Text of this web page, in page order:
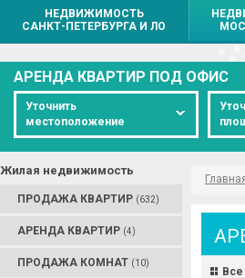
НЕДВИЖИМОСТЬ
САНКТ-ПЕТЕРБУРГА И ЛО
АРЕНДА КВАРТИР ПОД ОФИС
Уточнить
местоположение
Жилая недвижимость
ПРОДАЖА КВАРТИР (632)
АРЕНДА КВАРТИР (4)
ПРОДАЖА КОМНАТ (10)